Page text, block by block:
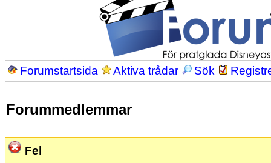
Forumstartsida Aktiva trådar Sök
Forummedlemmar
Fel